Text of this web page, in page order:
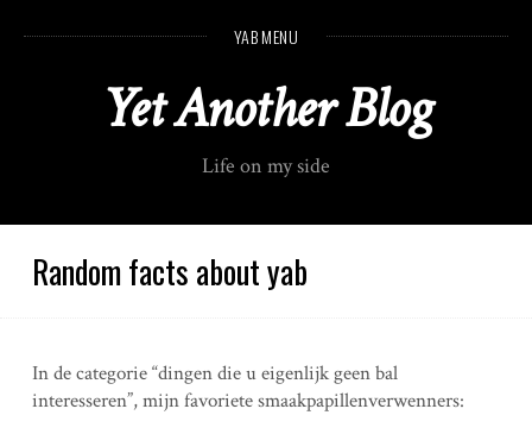
n
YAB MENU
Yet Another Blog
Life on my side
Random facts about yab
In de categorie “dingen die u eigenlijk geen bal
interesseren”, mijn favoriete smaakpapillenverwenners: